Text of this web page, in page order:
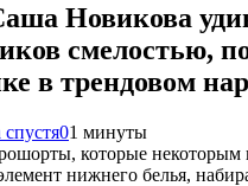
Новикова
смелостью,
в трендовом
спустя01 минуты
которые некоторым
нижнего белья,